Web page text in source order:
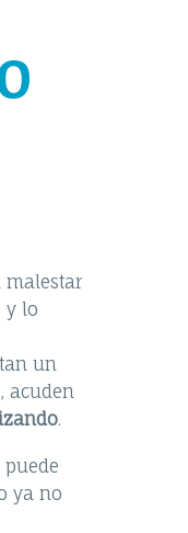
malestar
y lo
un
acuden
.
ya no